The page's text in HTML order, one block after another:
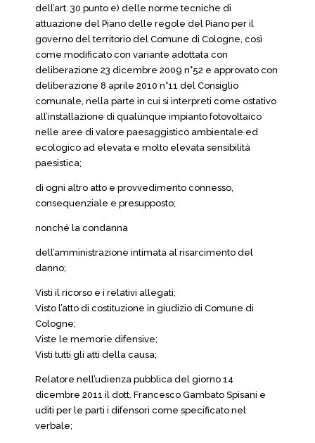
dell’art. 30 punto e) delle norme tecniche di
attuazione del Piano delle regole del Piano per il
governo del territorio del Comune di Cologne, così
come modificato con variante adottata con
deliberazione 23 dicembre 2009 n°52 e approvato con
deliberazione 8 aprile 2010 n°11 del Consiglio
comunale, nella parte in cui si interpreti come ostativo
all’installazione di qualunque impianto fotovoltaico
nelle aree di valore paesaggistico ambientale ed
ecologico ad elevata e molto elevata sensibilità
paesistica;
di ogni altro atto e provvedimento connesso,
consequenziale e presupposto;
nonché la condanna
dell’amministrazione intimata al risarcimento del
danno;
Visti il ricorso e i relativi allegati;
Visto l’atto di costituzione in giudizio di Comune di
Cologne;
Viste le memorie difensive;
Visti tutti gli atti della causa;
Relatore nell’udienza pubblica del giorno 14
dicembre 2011 il dott. Francesco Gambato Spisani e
uditi per le parti i difensori come specificato nel
verbale;